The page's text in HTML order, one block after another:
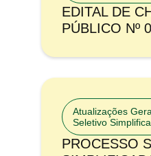
EDITAL DE
PÚBLICO Nº
Atualizações
Seletivo
PROCESSO